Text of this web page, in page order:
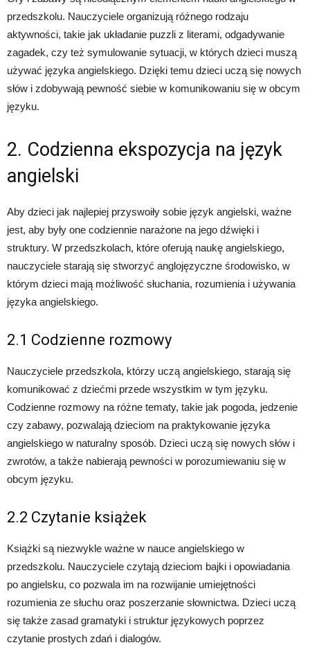
przedszkolu. Nauczyciele organizują różnego rodzaju
aktywności, takie jak układanie puzzli z literami, odgadywanie
zagadek, czy też symulowanie sytuacji, w których dzieci muszą
używać języka angielskiego. Dzięki temu dzieci uczą się nowych
słów i zdobywają pewność siebie w komunikowaniu się w obcym
języku.
2. Codzienna ekspozycja na język
angielski
Aby dzieci jak najlepiej przyswoiły sobie język angielski, ważne
jest, aby były one codziennie narażone na jego dźwięki i
struktury. W przedszkolach, które oferują naukę angielskiego,
nauczyciele starają się stworzyć anglojęzyczne środowisko, w
którym dzieci mają możliwość słuchania, rozumienia i używania
języka angielskiego.
2.1 Codzienne rozmowy
Nauczyciele przedszkola, którzy uczą angielskiego, starają się
komunikować z dziećmi przede wszystkim w tym języku.
Codzienne rozmowy na różne tematy, takie jak pogoda, jedzenie
czy zabawy, pozwalają dzieciom na praktykowanie języka
angielskiego w naturalny sposób. Dzieci uczą się nowych słów i
zwrotów, a także nabierają pewności w porozumiewaniu się w
obcym języku.
2.2 Czytanie książek
Książki są niezwykle ważne w nauce angielskiego w
przedszkolu. Nauczyciele czytają dzieciom bajki i opowiadania
po angielsku, co pozwala im na rozwijanie umiejętności
rozumienia ze słuchu oraz poszerzanie słownictwa. Dzieci uczą
się także zasad gramatyki i struktur językowych poprzez
czytanie prostych zdań i dialogów.